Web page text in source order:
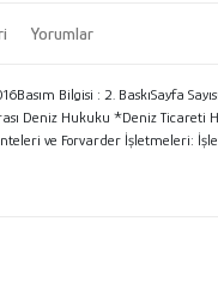
Yorumlar
Bilgisi : 2. BaskıSayfa
Deniz Hukuku *Deniz
ve Forvarder İşletmeleri: